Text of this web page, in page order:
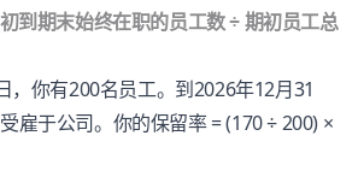
到期末始终在职的员工数 ÷ 期初员工总
，你有200名员工。到2026年12月31
雇于公司。你的保留率 = (170 ÷ 200) ×